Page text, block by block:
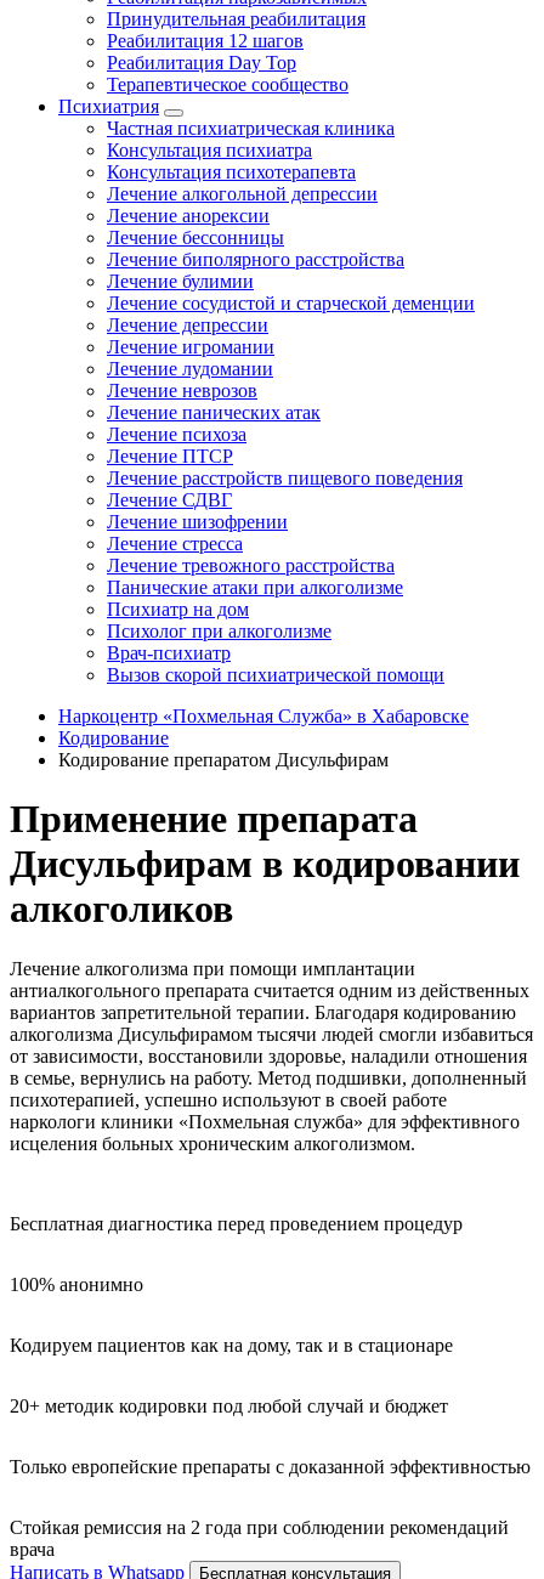
Принудительная реабилитация
Реабилитация 12 шагов
Реабилитация Day Top
Терапевтическое сообщество
Психиатрия
Частная психиатрическая клиника
Консультация психиатра
Консультация психотерапевта
Лечение алкогольной депрессии
Лечение анорексии
Лечение бессонницы
Лечение биполярного расстройства
Лечение булимии
Лечение сосудистой и старческой деменции
Лечение депрессии
Лечение игромании
Лечение лудомании
Лечение неврозов
Лечение панических атак
Лечение психоза
Лечение ПТСР
Лечение расстройств пищевого поведения
Лечение СДВГ
Лечение шизофрении
Лечение стресса
Лечение тревожного расстройства
Панические атаки при алкоголизме
Психиатр на дом
Психолог при алкоголизме
Врач-психиатр
Вызов скорой психиатрической помощи
Наркоцентр «Похмельная Служба» в Хабаровске
Кодирование
Кодирование препаратом Дисульфирам
Применение препарата
Дисульфирам в кодировании
алкоголиков
Лечение алкоголизма при помощи имплантации
антиалкогольного препарата считается одним из действенных
вариантов запретительной терапии. Благодаря кодированию
алкоголизма Дисульфирамом тысячи людей смогли избавиться
от зависимости, восстановили здоровье, наладили отношения
в семье, вернулись на работу. Метод подшивки, дополненный
психотерапией, успешно используют в своей работе
наркологи клиники «Похмельная служба» для эффективного
исцеления больных хроническим алкоголизмом.
Бесплатная диагностика перед проведением процедур
100% анонимно
Кодируем пациентов как на дому, так и в стационаре
20+ методик кодировки под любой случай и бюджет
Только европейские препараты с доказанной эффективностью
Стойкая ремиссия на 2 года при соблюдении рекомендаций
врача
Написать в Whatsapp
Бесплатная консультация